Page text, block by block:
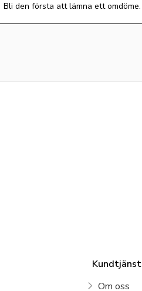
Bli den första att lämna ett omdöme.
Kundtjänst
Om oss